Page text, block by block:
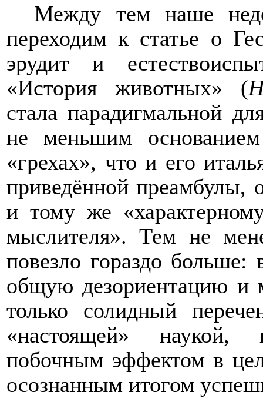
Между тем наше
переходим к статье о
эрудит и
«История животных» (
стала парадигмальной
не меньшим
«грехах», что и его
приведённой преамбулы,
и тому же
мыслителя». Тем не
повезло гораздо
общую дезориентацию и
только солидный
«настоящей» наукой,
побочным эффектом в
осознанным итогом